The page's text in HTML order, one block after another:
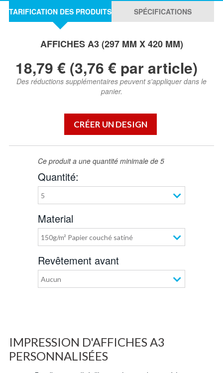
TARIFICATION DES PRODUITS SPÉCIFICATIONS
AFFICHES A3 (297 MM X 420 MM)
18,79 € (3,76 € par article)
Des réductions supplémentaires peuvent s'appliquer dans le
panier.
Ce produit a une quantité minimale de 5
Quantité:
5
Material
150g/m² Papier couché satiné
Revêtement avant
Aucun
IMPRESSION D'AFFICHES A3
PERSONNALISÉES